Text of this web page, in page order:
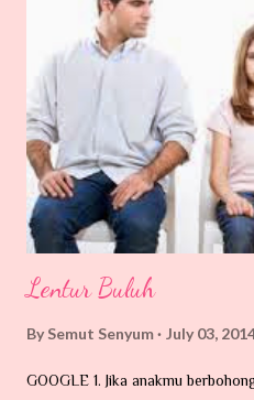
Mungkin terbang atau dibawa
haiwan peliharaan kita yang suka
dalam hutan contohnya kucing.
makanan di urat-urat tubuh kita
katanya dicelah-celah lipatan
kelopak ...
Lentur Buluh
By Semut Senyum July 03,
GOOGLE 1. Jika anakmu